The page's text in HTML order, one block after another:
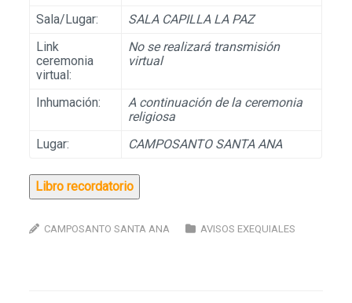
Sala/Lugar:
SALA CAPILLA LA PAZ
Link
ceremonia
virtual:
No se realizará transmisión
virtual
Inhumación:
A continuación de la ceremonia
religiosa
Lugar:
CAMPOSANTO SANTA ANA
Libro recordatorio
CAMPOSANTO SANTA ANA AVISOS EXEQUIALES